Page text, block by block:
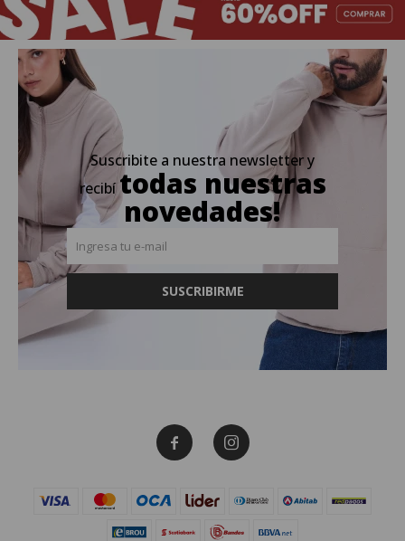
Suscribite a nuestra newsletter y
recibí todas nuestras
novedades!
SUSCRIBIRME
 